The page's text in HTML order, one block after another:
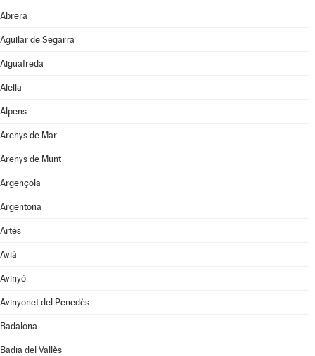
Abrera
Aguilar de Segarra
Aiguafreda
Alella
Alpens
Arenys de Mar
Arenys de Munt
Argençola
Argentona
Artés
Avià
Avinyó
Avinyonet del Penedès
Badalona
Badia del Vallès